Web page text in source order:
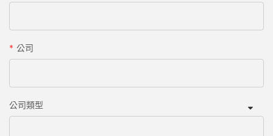
公司
公司類型